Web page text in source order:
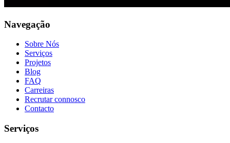
Navegação
Sobre Nós
Serviços
Projetos
Blog
FAQ
Carreiras
Recrutar connosco
Contacto
Serviços